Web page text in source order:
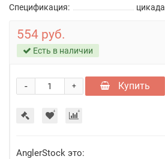
Спецификация:
цикада
554 руб.
Есть в наличии
+
- Купить
AnglerStock это: